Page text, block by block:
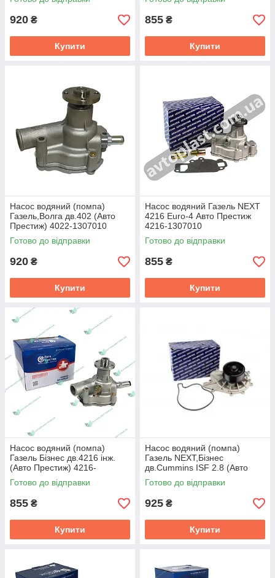
920 ₴
Купити
855 ₴
Купити
Насос водяний (помпа)
Газель,Волга дв.402 (Авто
Престиж) 4022-1307010
Готово до відправки
920 ₴
Купити
Насос водяний Газель NEXT
4216 Euro-4 Авто Престиж
4216-1307010
Готово до відправки
855 ₴
Купити
Насос водяний (помпа)
Газель Бiзнес дв.4216 iнж.
(Авто Престиж) 4216-
1307010-10
Готово до відправки
855 ₴
Купити
Насос водяний (помпа)
Газель NEXT,Бiзнес
дв.Cummins ISF 2.8 (Авто
Престиж) 5269784
Готово до відправки
925 ₴
Купити